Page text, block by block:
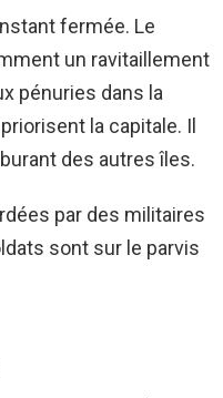
fermée. Le
un ravitaillement
pénuries dans la
la capitale. Il
des autres îles.
par des militaires
sont sur le parvis